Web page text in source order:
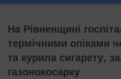
На Рівненщині
термічними опіками
та курила сигарету,
газонокосарку